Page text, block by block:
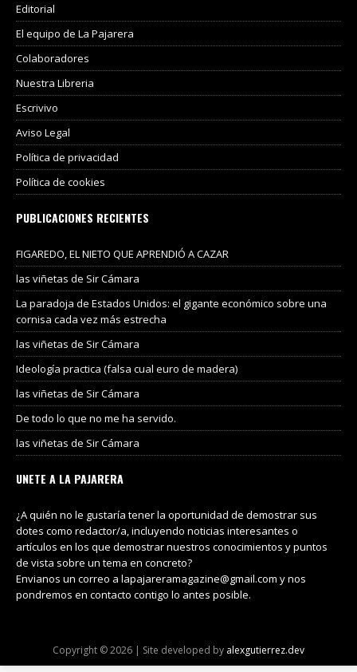
Editorial
El equipo de La Pajarera
Colaboradores
Nuestra Libreria
Escrivivo
Aviso Legal
Política de privacidad
Política de cookies
PUBLICACIONES RECIENTES
FIGAREDO, EL NIETO QUE APRENDIÓ A CAZAR
las viñetas de Sir Cámara
La paradoja de Estados Unidos: el gigante económico sobre una
cornisa cada vez más estrecha
las viñetas de Sir Cámara
Ideología practica (falsa cual euro de madera)
las viñetas de Sir Cámara
De todo lo que no me ha servido.
las viñetas de Sir Cámara
UNETE A LA PAJARERA
¿A quién no le gustaría tener la oportunidad de demostrar sus
dotes como redactor/a, incluyendo noticias interesantes o
artículos en los que demostrar nuestros conocimientos y puntos
de vista sobre un tema en concreto?
Envianos un correo a lapajareramagazine@gmail.com y nos
pondremos en contacto contigo lo antes posible.
Copyright © 2026 | Site developed by alexgutierrez.dev